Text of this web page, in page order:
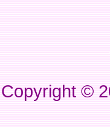
Copyright ©